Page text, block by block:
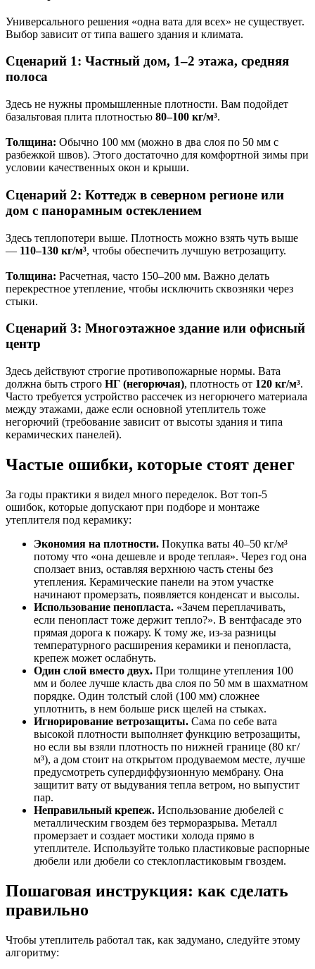
Универсального решения «одна вата для всех» не существует.
Выбор зависит от типа вашего здания и климата.
Сценарий 1: Частный дом, 1–2 этажа, средняя
полоса
Здесь не нужны промышленные плотности. Вам подойдет
базальтовая плита плотностью 80–100 кг/м³.
Толщина: Обычно 100 мм (можно в два слоя по 50 мм с
разбежкой швов). Этого достаточно для комфортной зимы при
условии качественных окон и крыши.
Сценарий 2: Коттедж в северном регионе или
дом с панорамным остеклением
Здесь теплопотери выше. Плотность можно взять чуть выше
— 110–130 кг/м³, чтобы обеспечить лучшую ветрозащиту.
Толщина: Расчетная, часто 150–200 мм. Важно делать
перекрестное утепление, чтобы исключить сквозняки через
стыки.
Сценарий 3: Многоэтажное здание или офисный
центр
Здесь действуют строгие противопожарные нормы. Вата
должна быть строго НГ (негорючая), плотность от 120 кг/м³.
Часто требуется устройство рассечек из негорючего материала
между этажами, даже если основной утеплитель тоже
негорючий (требование зависит от высоты здания и типа
керамических панелей).
Частые ошибки, которые стоят денег
За годы практики я видел много переделок. Вот топ-5
ошибок, которые допускают при подборе и монтаже
утеплителя под керамику:
Экономия на плотности. Покупка ваты 40–50 кг/м³
потому что «она дешевле и вроде теплая». Через год она
сползает вниз, оставляя верхнюю часть стены без
утепления. Керамические панели на этом участке
начинают промерзать, появляется конденсат и высолы.
Использование пенопласта. «Зачем переплачивать,
если пенопласт тоже держит тепло?». В вентфасаде это
прямая дорога к пожару. К тому же, из-за разницы
температурного расширения керамики и пенопласта,
крепеж может ослабнуть.
Один слой вместо двух. При толщине утепления 100
мм и более лучше класть два слоя по 50 мм в шахматном
порядке. Один толстый слой (100 мм) сложнее
уплотнить, в нем больше риск щелей на стыках.
Игнорирование ветрозащиты. Сама по себе вата
высокой плотности выполняет функцию ветрозащиты,
но если вы взяли плотность по нижней границе (80 кг/
м³), а дом стоит на открытом продуваемом месте, лучше
предусмотреть супердиффузионную мембрану. Она
защитит вату от выдувания тепла ветром, но выпустит
пар.
Неправильный крепеж. Использование дюбелей с
металлическим гвоздем без терморазрыва. Металл
промерзает и создает мостики холода прямо в
утеплителе. Используйте только пластиковые распорные
дюбели или дюбели со стеклопластиковым гвоздем.
Пошаговая инструкция: как сделать
правильно
Чтобы утеплитель работал так, как задумано, следуйте этому
алгоритму: